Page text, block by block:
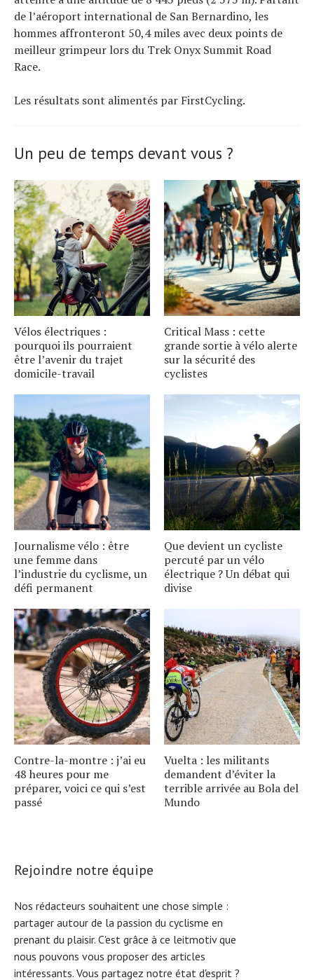
de l’aéroport international de San Bernardino, les
hommes affronteront 50,4 miles avec deux points de
meilleur grimpeur lors du Trek Onyx Summit Road
Race.
Les résultats sont alimentés par FirstCycling.
Un peu de temps devant vous ?
Vélos électriques :
pourquoi ils pourraient
être l’avenir du trajet
domicile-travail
Critical Mass : cette
grande sortie à vélo alerte
sur la sécurité des
cyclistes
Journalisme vélo : être
une femme dans
l’industrie du cyclisme, un
défi permanent
Que devient un cycliste
percuté par un vélo
électrique ? Un débat qui
divise
Contre-la-montre : j’ai eu
48 heures pour me
préparer, voici ce qui s’est
passé
Vuelta : les militants
demandent d’éviter la
terrible arrivée au Bola del
Mundo
Rejoindre notre équipe
Nos rédacteurs souhaitent une chose simple :
partager autour de la passion du cyclisme en
prenant du plaisir. C'est grâce à ce leitmotiv que
nous pouvons vous proposer des articles
intéressants. Vous partagez notre état d'esprit ?